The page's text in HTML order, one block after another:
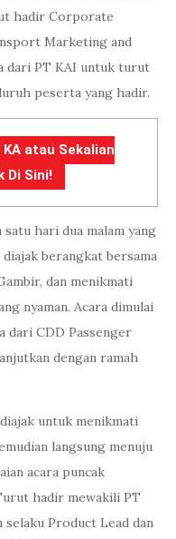
hadir Corporate
Marketing and
dari PT KAI untuk turut
peserta yang hadir.
atau Sekalian
Di Sini!
hari dua malam yang
berangkat bersama
dan menikmati
nyaman. Acara dimulai
dari CDD Passenger
dengan ramah
untuk menikmati
langsung menuju
acara puncak
hadir mewakili PT
selaku Product Lead dan